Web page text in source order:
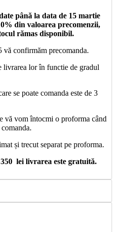
până la data de 15 martie
din valoarea precomenzii,
rămas disponibil.
confirmăm precomanda.
livrarea lor în functie de gradul
se poate comanda este de 3
vă vom întocmi o proforma când
și trecut separat pe proforma.
lei livrarea este gratuită.